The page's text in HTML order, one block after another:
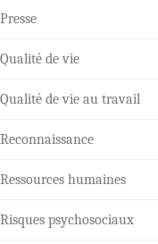
Presse
Qualité de vie
Qualité de vie au travail
Reconnaissance
Ressources humaines
Risques psychosociaux